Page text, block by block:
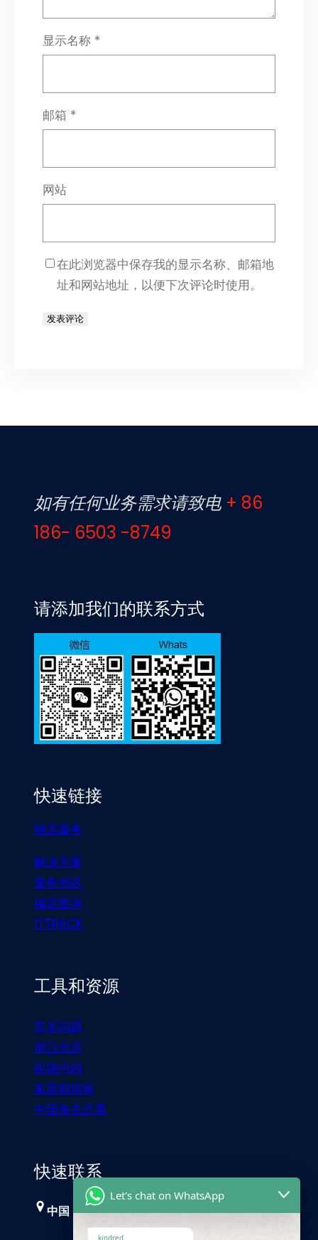
显示名称 *
邮箱 *
网站
在此浏览器中保存我的显示名称、邮箱地
址和网站地址，以便下次评论时使用。
如有任何业务需求请致电 + 86
186- 6503 -8749
请添加我们的联系方式
快速链接
物流服务
解决方案
服务地区
偏远查询
17TRACK
工具和资源
常见问题
港口信息
机场代码
集装箱指南
中国海关总署
快速联系
中国，广州
Let's chat on WhatsApp
kindred